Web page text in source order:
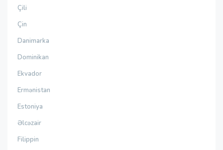
Çili
Çin
Danimarka
Dominikan
Ekvador
Ermənistan
Estoniya
Əlcəzair
Filippin